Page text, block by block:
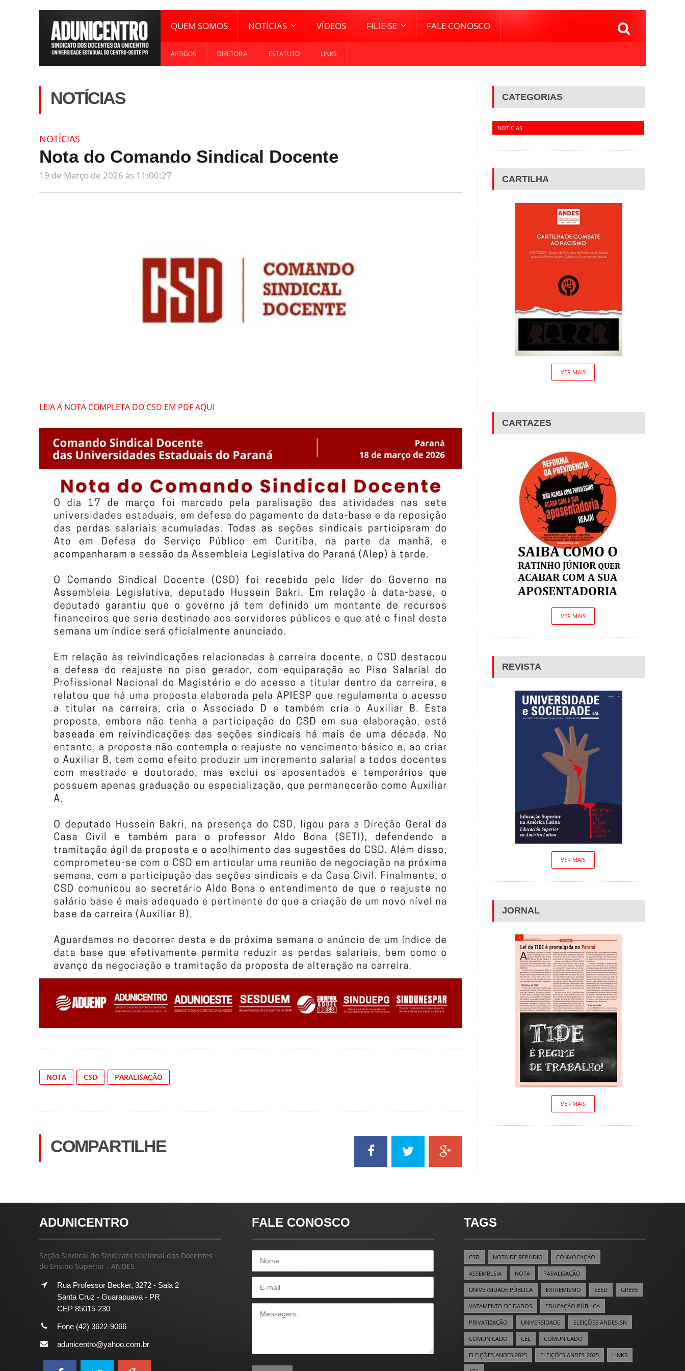
QUEM SOMOS NOTÍCIAS VÍDEOS FILIE-SE FALE CONOSCO
ARTIGOS DIRETORIA ESTATUTO LINKS
NOTÍCIAS
NOTÍCIAS
Nota do Comando Sindical Docente
19 de Março de 2026 às 11:00:27
LEIA A NOTA COMPLETA DO CSD EM PDF AQUI
NOTA CSD PARALISAÇÃO
COMPARTILHE
CATEGORIAS
NOTÍCIAS
CARTILHA
VER MAIS
CARTAZES
VER MAIS
REVISTA
VER MAIS
JORNAL
VER MAIS
ADUNICENTRO
Seção Sindical do Sindicato Nacional dos Docentes
do Ensino Superior - ANDES
Rua Professor Becker, 3272 - Sala 2
Santa Cruz - Guarapuava - PR
CEP 85015-230
Fone (42) 3622-9066
adunicentro@yahoo.com.br
FALE CONOSCO TAGS
CSD NOTA DE REPÚDIO CONVOCAÇÃO
ASSEMBLEIA NOTA PARALISAÇÃO
UNIVERSIDADE PÚBLICA EXTREMISMO SEED GREVE
VAZAMENTO DE DADOS EDUCAÇÃO PÚBLICA
PRIVATIZAÇÃO UNIVERSIDADE ELEIÇÕES ANDES-SN
COMUNICADO CEL COMUNICADO
ELEIÇÕES ANDES 2025 ELEIÇÕES ANDES-2025 LINKS